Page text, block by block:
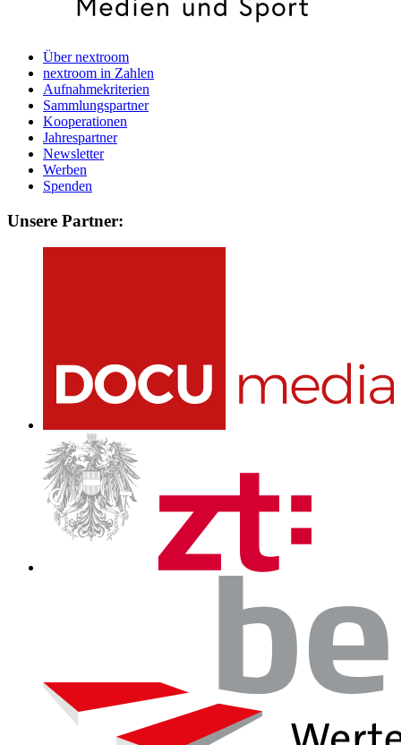
Über nextroom
nextroom in Zahlen
Aufnahmekriterien
Sammlungspartner
Kooperationen
Jahrespartner
Newsletter
Werben
Spenden
Unsere Partner: